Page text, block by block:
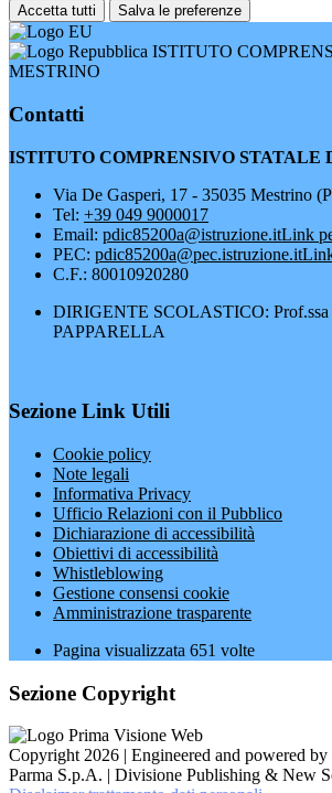
Accetta tutti Salva le preferenze
ISTITUTO
MESTRINO
Contatti
ISTITUTO COMPRENSIVO STATALE
Via De Gasperi, 17 - 35035 Mestrino
Tel: +39 049 9000017
Email: pdic85200a@istruzione.itLink
PEC: pdic85200a@pec.istruzione.it
C.F.: 80010920280
DIRIGENTE SCOLASTICO:
PAPPARELLA
Sezione Link Utili
Cookie policy
Note legali
Informativa Privacy
Ufficio Relazioni con il Pubblico
Dichiarazione di accessibilità
Obiettivi di accessibilità
Whistleblowing
Gestione consensi cookie
Amministrazione trasparente
Pagina visualizzata 651 volte
Sezione Copyright
Copyright 2026 | Engineered and powered
Parma S.p.A. | Divisione Publishing & New